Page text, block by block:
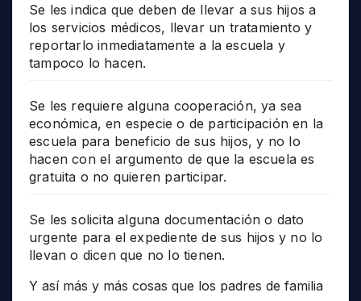
Se les indica que deben de llevar a sus hijos a
los servicios médicos, llevar un tratamiento y
reportarlo inmediatamente a la escuela y
tampoco lo hacen.
Se les requiere alguna cooperación, ya sea
económica, en especie o de participación en la
escuela para beneficio de sus hijos, y no lo
hacen con el argumento de que la escuela es
gratuita o no quieren participar.
Se les solicita alguna documentación o dato
urgente para el expediente de sus hijos y no lo
llevan o dicen que no lo tienen.
Y así más y más cosas que los padres de familia